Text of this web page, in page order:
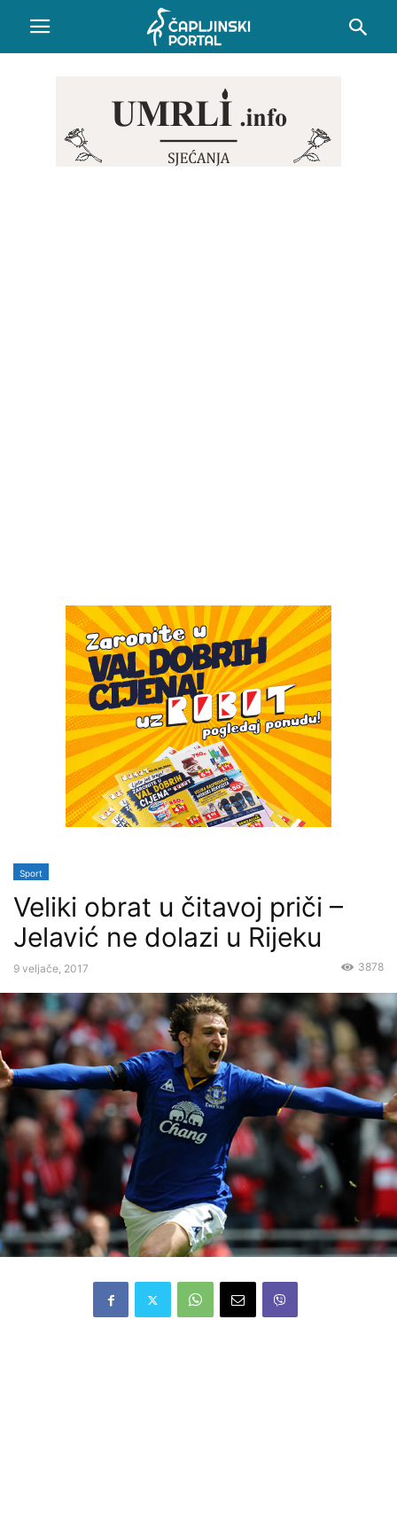
Sport
Veliki obrat u čitavoj priči –
Jelavić ne dolazi u Rijeku
9 veljače, 2017 3878